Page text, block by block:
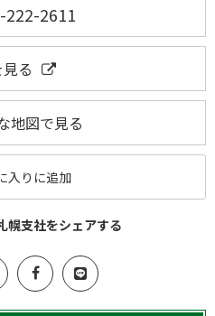
222-2611
る
地図で見る
入りに追加
幌支社をシェアする